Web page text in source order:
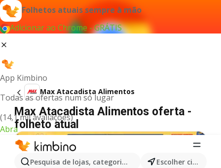
Folhetos atuais sempre à mão
Adicionar ao Chrome - GRÁTIS
App Kimbino
Todas as ofertas num só lugar
(14,1 mil avaliações)
Abra
Pesquisa de lojas, categorias,produtos... Escolher cidade
Max Atacadista Alimentos
Max Atacadista Alimentos oferta -
folheto atual